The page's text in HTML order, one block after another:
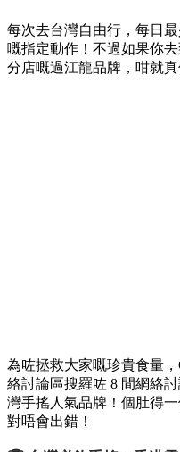
每次去台灣自由行，每日
嘅指定動作！不過如果你
分店嘅過江龍品牌，咁就
為咗拯救大家嘅珍貴食量，
絡討論區搜羅咗 8 間網絡
灣手搖人氣品牌！個肚得
對唔會出錯！